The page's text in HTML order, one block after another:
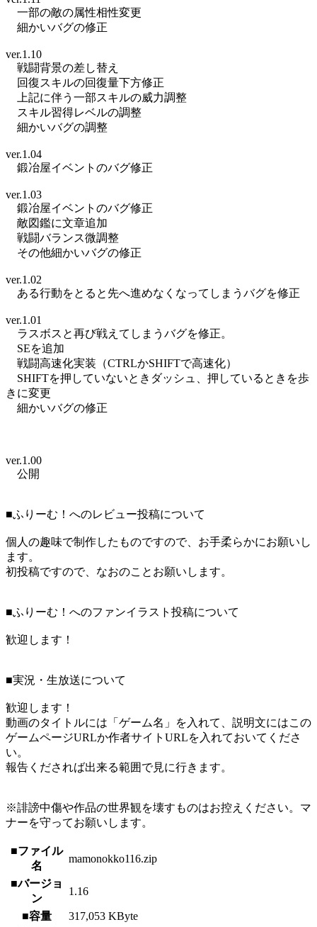
一部の敵の属性相性変更
細かいバグの修正
ver.1.10
戦闘背景の差し替え
回復スキルの回復量下方修正
上記に伴う一部スキルの威力調整
スキル習得レベルの調整
細かいバグの調整
ver.1.04
鍛冶屋イベントのバグ修正
ver.1.03
鍛冶屋イベントのバグ修正
敵図鑑に文章追加
戦闘バランス微調整
その他細かいバグの修正
ver.1.02
ある行動をとると先へ進めなくなってしまうバグを修正
ver.1.01
ラスボスと再び戦えてしまうバグを修正。
SEを追加
戦闘高速化実装（CTRLかSHIFTで高速化）
SHIFTを押していないときダッシュ、押しているときを歩
きに変更
細かいバグの修正
ver.1.00
公開
■ふりーむ！へのレビュー投稿について
個人の趣味で制作したものですので、お手柔らかにお願いし
ます。
初投稿ですので、なおのことお願いします。
■ふりーむ！へのファンイラスト投稿について
歓迎します！
■実況・生放送について
歓迎します！
動画のタイトルには「ゲーム名」を入れて、説明文にはこの
ゲームページURLか作者サイトURLを入れておいてくださ
い。
報告くだされば出来る範囲で見に行きます。
※誹謗中傷や作品の世界観を壊すものはお控えください。マ
ナーを守ってお願いします。
■ファイル
名
mamonokko116.zip
■バージョ
ン
1.16
■容量
317,053 KByte